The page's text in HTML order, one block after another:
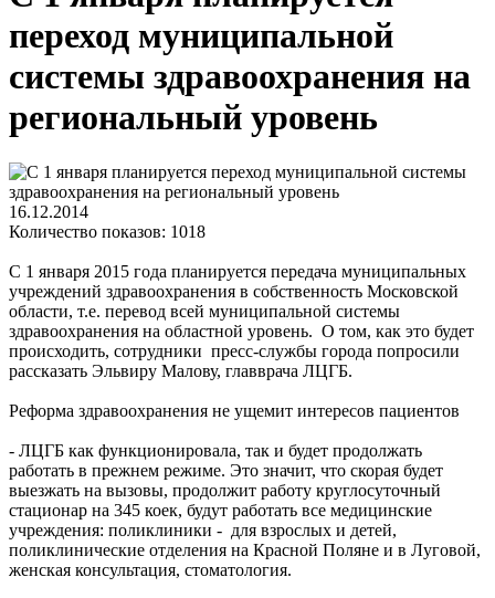
переход муниципальной
системы здравоохранения на
региональный уровень
16.12.2014
Количество показов: 1018
С 1 января 2015 года планируется передача муниципальных
учреждений здравоохранения в собственность Московской
области, т.е. перевод всей муниципальной системы
здравоохранения на областной уровень. О том, как это будет
происходить, сотрудники пресс-службы города попросили
рассказать Эльвиру Малову, главврача ЛЦГБ.
Реформа здравоохранения не ущемит интересов пациентов
- ЛЦГБ как функционировала, так и будет продолжать
работать в прежнем режиме. Это значит, что скорая будет
выезжать на вызовы, продолжит работу круглосуточный
стационар на 345 коек, будут работать все медицинские
учреждения: поликлиники - для взрослых и детей,
поликлинические отделения на Красной Поляне и в Луговой,
женская консультация, стоматология.